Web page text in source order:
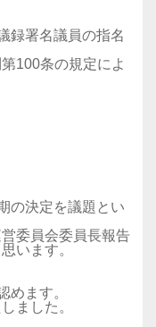
録署名議員の指名
100条の規定によ
の決定を議題とい
委員会委員長報告
います。
ます。
ました。